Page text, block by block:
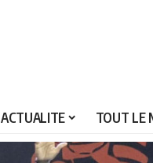
ACTUALITE TOUT LE